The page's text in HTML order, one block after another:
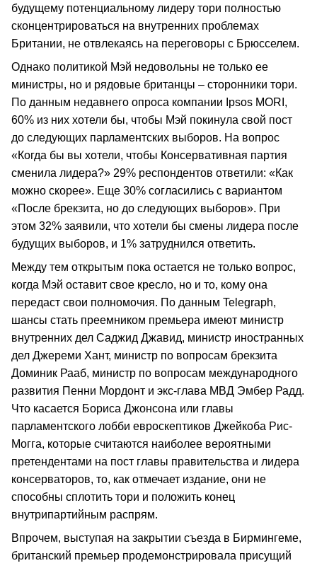
будущему потенциальному лидеру тори полностью
сконцентрироваться на внутренних проблемах
Британии, не отвлекаясь на переговоры с Брюсселем.
Однако политикой Мэй недовольны не только ее
министры, но и рядовые британцы – сторонники тори.
По данным недавнего опроса компании Ipsos MORI,
60% из них хотели бы, чтобы Мэй покинула свой пост
до следующих парламентских выборов. На вопрос
«Когда бы вы хотели, чтобы Консервативная партия
сменила лидера?» 29% респондентов ответили: «Как
можно скорее». Еще 30% согласились с вариантом
«После брекзита, но до следующих выборов». При
этом 32% заявили, что хотели бы смены лидера после
будущих выборов, и 1% затруднился ответить.
Между тем открытым пока остается не только вопрос,
когда Мэй оставит свое кресло, но и то, кому она
передаст свои полномочия. По данным Telegraph,
шансы стать преемником премьера имеют министр
внутренних дел Саджид Джавид, министр иностранных
дел Джереми Хант, министр по вопросам брекзита
Доминик Рааб, министр по вопросам международного
развития Пенни Мордонт и экс-глава МВД Эмбер Радд.
Что касается Бориса Джонсона или главы
парламентского лобби евроскептиков Джейкоба Рис-
Могга, которые считаются наиболее вероятными
претендентами на пост главы правительства и лидера
консерваторов, то, как отмечает издание, они не
способны сплотить тори и положить конец
внутрипартийным распрям.
Впрочем, выступая на закрытии съезда в Бирмингеме,
британский премьер продемонстрировала присущий